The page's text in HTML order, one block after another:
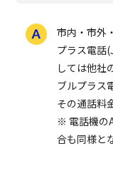
市内・市外
プラス電話
しては他社
ブルプラス
その通話料
※ 電話機の
合も同様と